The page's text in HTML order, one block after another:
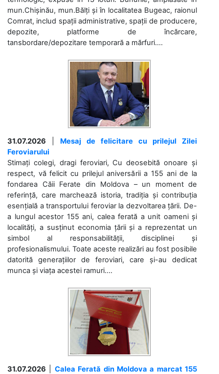
mun.Chișinău, mun.Bălți și în localitatea Bugeac, raionul
Comrat, includ spații administrative, spații de producere,
depozite, platforme de încărcare,
tansbordare/depozitare temporară a mărfuri....
31.07.2026
Mesaj de felicitare cu prilejul Zilei
Feroviarului
Stimați colegi, dragi feroviari, Cu deosebită onoare și
respect, vă felicit cu prilejul aniversării a 155 ani de la
fondarea Căii Ferate din Moldova – un moment de
referință, care marchează istoria, tradiția și contribuția
esențială a transportului feroviar la dezvoltarea țării. De-
a lungul acestor 155 ani, calea ferată a unit oameni și
localități, a susținut economia țării și a reprezentat un
simbol al responsabilității, disciplinei și
profesionalismului. Toate aceste realizări au fost posibile
datorită generațiilor de feroviari, care și-au dedicat
munca și viața acestei ramuri....
31.07.2026
Calea Ferată din Moldova a marcat 155